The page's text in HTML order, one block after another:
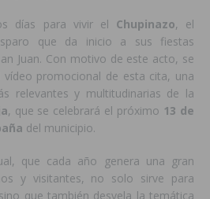
días para vivir el Chupinazo, el
que da inicio a sus fiestas
Juan. Con motivo de este acto, se
promocional de esta cita, una
relevantes y multitudinarias de la
, que se celebrará el próximo 13 de
del municipio.
que cada año genera una gran
y visitantes, no solo sirve para
que también desvela la temática